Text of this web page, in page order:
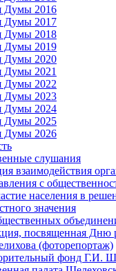
Думы 2016
Думы 2017
Думы 2018
Думы 2019
Думы 2020
Думы 2021
Думы 2022
Думы 2023
Думы 2024
Думы 2025
Думы 2026
слушания
взаимодействия
с
населения в
значения
посвященная Дню
(фоторепортаж)
фонд Г.И.